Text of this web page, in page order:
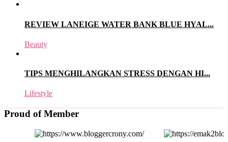
REVIEW LANEIGE WATER BANK BLUE HYAL...
Beauty
TIPS MENGHILANGKAN STRESS DENGAN HI...
Lifestyle
Proud of Member